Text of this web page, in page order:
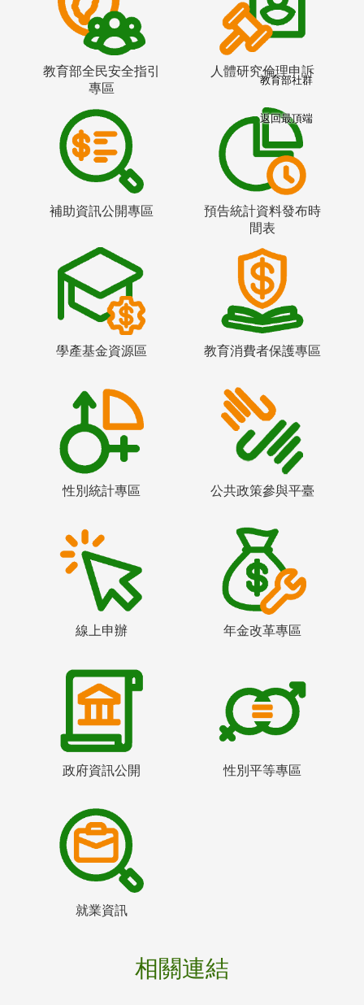
教育部全民安全指引
專區
人體研究倫理申訴
補助資訊公開專區
預告統計資料發布時
間表
學產基金資源區 教育消費者保護專區
性別統計專區 公共政策參與平臺
線上申辦 年金改革專區
政府資訊公開 性別平等專區
就業資訊
相關連結
教育部社群
返回最頂端